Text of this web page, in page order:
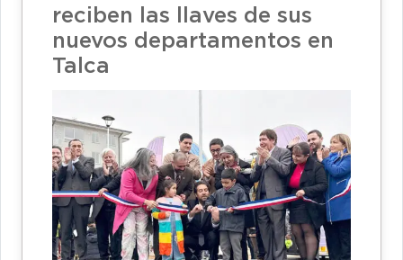
reciben las llaves de sus
nuevos departamentos en
Talca